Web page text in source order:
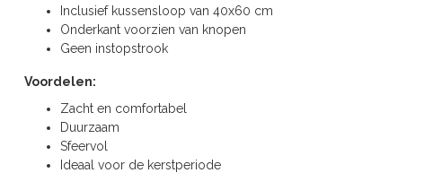
Inclusief kussensloop van 40x60 cm
Onderkant voorzien van knopen
Geen instopstrook
Voordelen:
Zacht en comfortabel
Duurzaam
Sfeervol
Ideaal voor de kerstperiode